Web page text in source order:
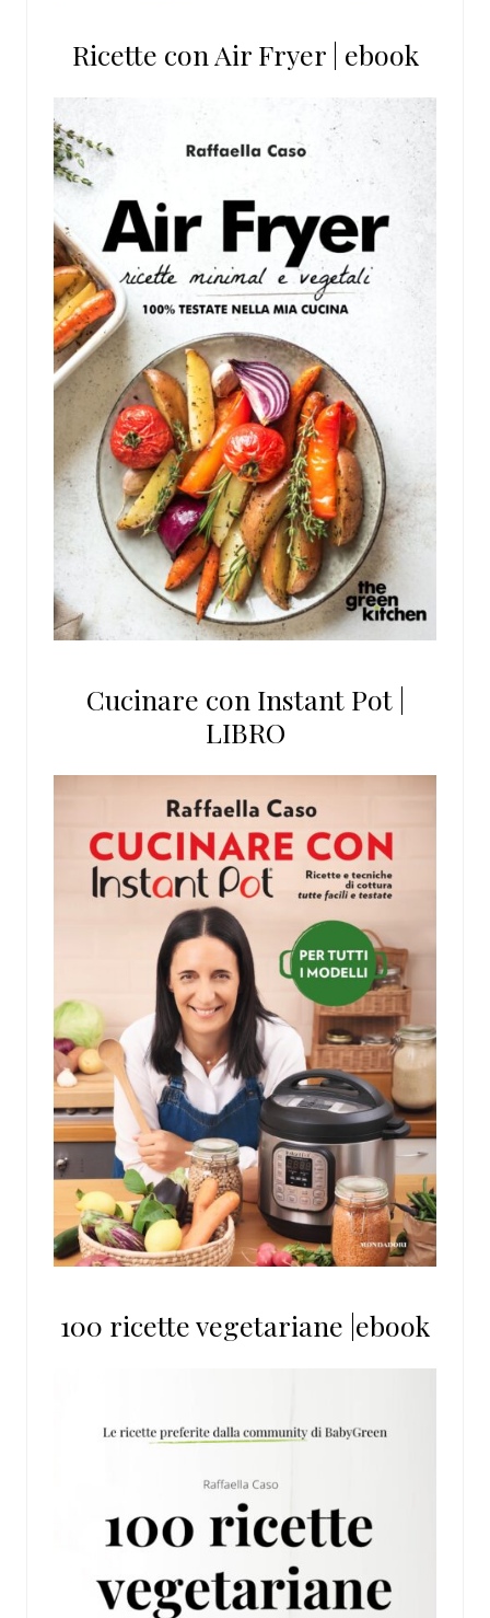
Ricette con Air Fryer | ebook
Cucinare con Instant Pot |
LIBRO
100 ricette vegetariane |ebook